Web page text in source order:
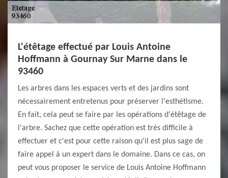
L'étêtage effectué par Louis Antoine
Hoffmann à Gournay Sur Marne dans le
93460
Les arbres dans les espaces verts et des jardins sont
nécessairement entretenus pour préserver l'esthétisme.
En fait, cela peut se faire par les opérations d'étêtage de
l'arbre. Sachez que cette opération est très difficile à
effectuer et c'est pour cette raison qu'il est plus sage de
faire appel à un expert dans le domaine. Dans ce cas, on
peut vous proposer le service de Louis Antoine Hoffmann